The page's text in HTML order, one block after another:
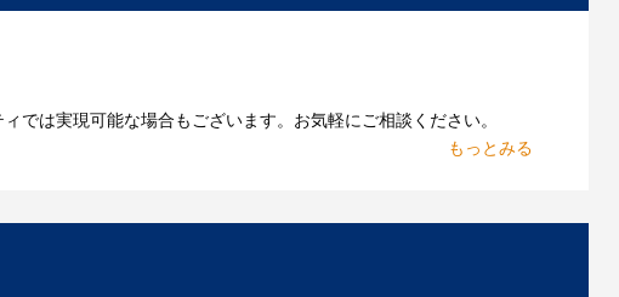
は実現可能な場合もございます。お気軽にご相談ください。